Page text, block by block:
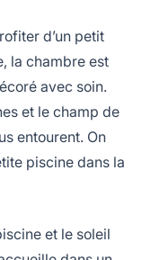
d’un petit
la chambre est
avec soin.
et le champ de
entourent. On
piscine dans la